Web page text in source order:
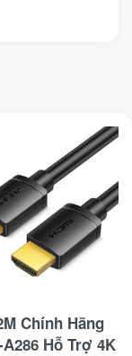
Chính Hãng
Hỗ Trợ 4K